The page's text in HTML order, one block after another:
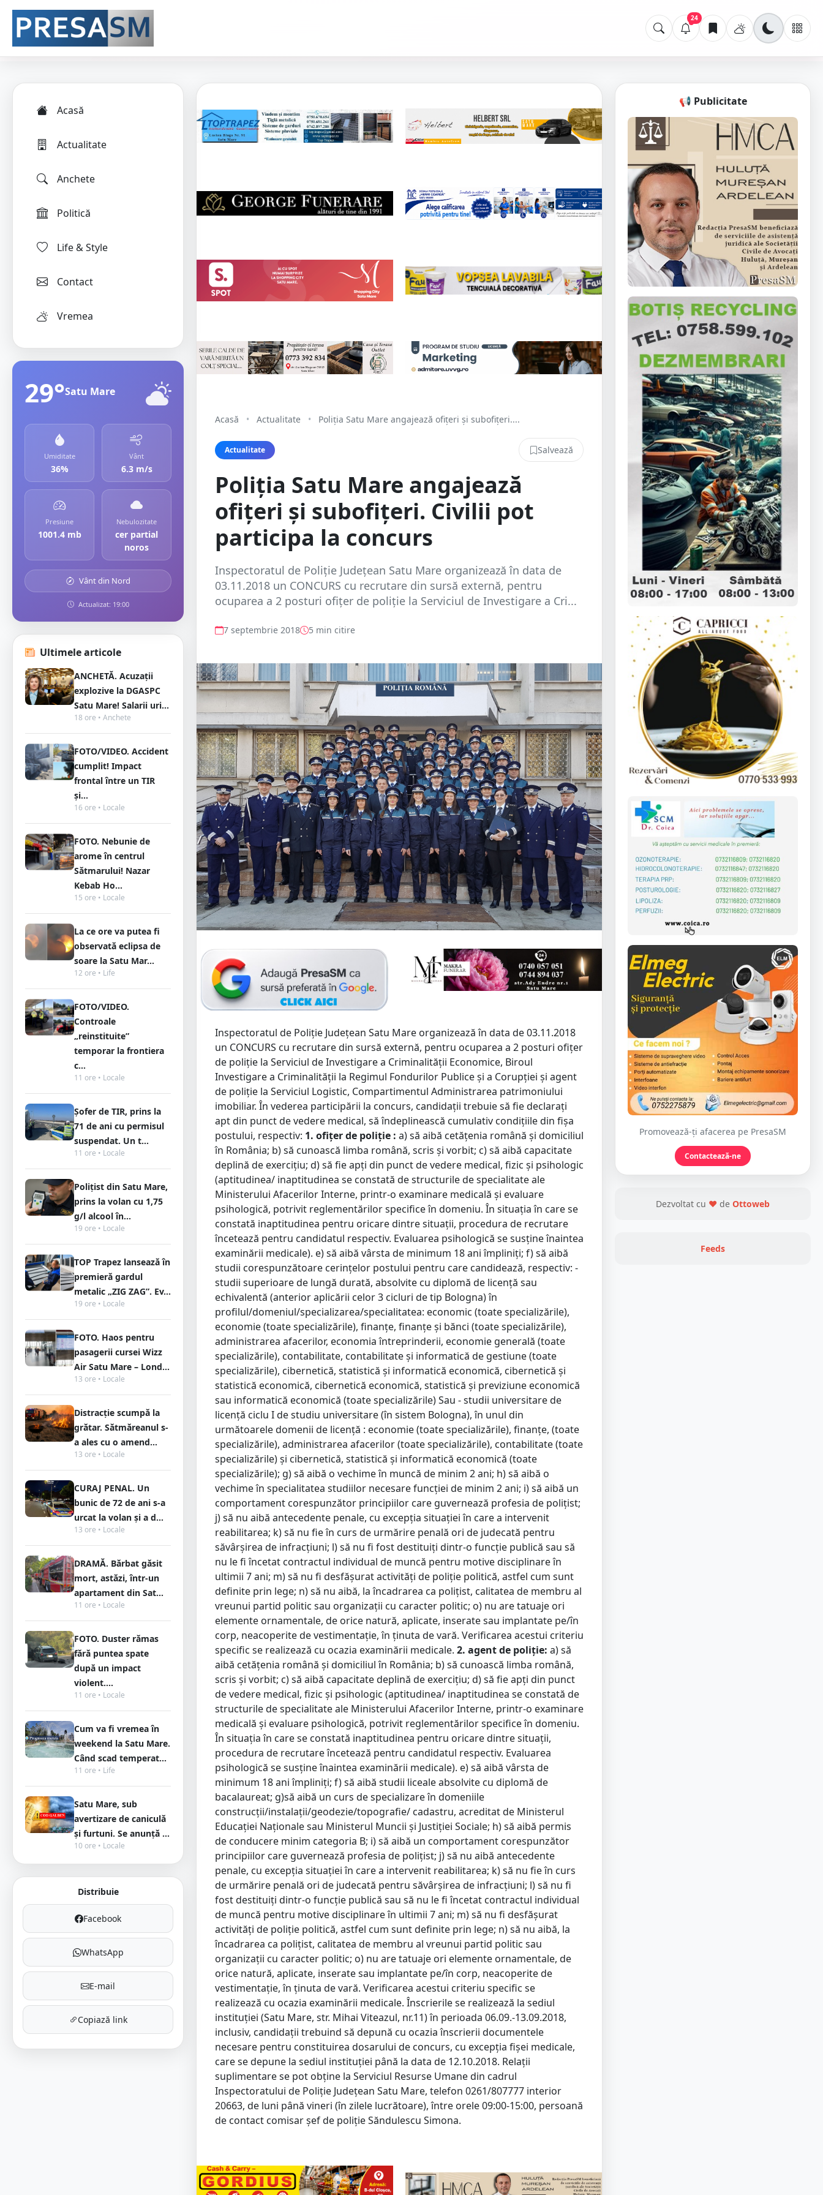
24
Acasă
Actualitate
Anchete
Politică
Life & Style
Contact
Vremea
29°Satu Mare
Umiditate
36%
Vânt
6.3 m/s
Presiune
1001.4 mb
Nebulozitate
cer partial
noros
Vânt din Nord
Actualizat: 19:00
Ultimele articole
ANCHETĂ. Acuzații
explozive la DGASPC
Satu Mare! Salarii uri...
18 ore • Anchete
FOTO/VIDEO. Accident
cumplit! Impact
frontal între un TIR
și...
16 ore • Locale
FOTO. Nebunie de
arome în centrul
Sătmarului! Nazar
Kebab Ho...
15 ore • Locale
La ce ore va putea fi
observată eclipsa de
soare la Satu Mar...
12 ore • Life
FOTO/VIDEO.
Controale
„reinstituite”
temporar la frontiera
c...
11 ore • Locale
Șofer de TIR, prins la
71 de ani cu permisul
suspendat. Un t...
11 ore • Locale
Polițist din Satu Mare,
prins la volan cu 1,75
g/l alcool în...
19 ore • Locale
TOP Trapez lansează în
premieră gardul
metalic „ZIG ZAG”. Ev...
19 ore • Locale
FOTO. Haos pentru
pasagerii cursei Wizz
Air Satu Mare – Lond...
13 ore • Locale
Distracție scumpă la
grătar. Sătmăreanul s-
a ales cu o amend...
13 ore • Locale
CURAJ PENAL. Un
bunic de 72 de ani s-a
urcat la volan și a d...
13 ore • Locale
DRAMĂ. Bărbat găsit
mort, astăzi, într-un
apartament din Sat...
11 ore • Locale
FOTO. Duster rămas
fără puntea spate
după un impact
violent....
11 ore • Locale
Cum va fi vremea în
weekend la Satu Mare.
Când scad temperat...
11 ore • Life
Satu Mare, sub
avertizare de caniculă
și furtuni. Se anunță ...
10 ore • Locale
Distribuie
Facebook
WhatsApp
E-mail
Copiază link
Acasă • Actualitate • Poliția Satu Mare angajează ofițeri și subofițeri....
Actualitate Salvează
Poliția Satu Mare angajează
ofițeri și subofițeri. Civilii pot
participa la concurs
Inspectoratul de Poliţie Județean Satu Mare organizează în data de
03.11.2018 un CONCURS cu recrutare din sursă externă, pentru
ocuparea a 2 posturi ofițer de poliție la Serviciul de Investigare a Cri...
7 septembrie 2018 5 min citire
Inspectoratul de Poliţie Județean Satu Mare organizează în data de 03.11.2018
un CONCURS cu recrutare din sursă externă, pentru ocuparea a 2 posturi ofițer
de poliție la Serviciul de Investigare a Criminalității Economice, Biroul
Investigare a Criminalității la Regimul Fondurilor Publice și a Corupției și agent
de poliție la Serviciul Logistic, Compartimentul Administrarea patrimoniului
imobiliar. În vederea participării la concurs, candidaţii trebuie să fie declarați
apt din punct de vedere medical, să îndeplinească cumulativ condiţiile din fișa
postului, respectiv: 1. ofițer de poliție : a) să aibă cetăţenia română şi domiciliul
în România; b) să cunoască limba română, scris şi vorbit; c) să aibă capacitate
deplină de exerciţiu; d) să fie apţi din punct de vedere medical, fizic şi psihologic
(aptitudinea/ inaptitudinea se constată de structurile de specialitate ale
Ministerului Afacerilor Interne, printr-o examinare medicală şi evaluare
psihologică, potrivit reglementărilor specifice în domeniu. În situaţia în care se
constată inaptitudinea pentru oricare dintre situaţii, procedura de recrutare
încetează pentru candidatul respectiv. Evaluarea psihologică se susţine înaintea
examinării medicale). e) să aibă vârsta de minimum 18 ani împliniţi; f) să aibă
studii corespunzătoare cerinţelor postului pentru care candidează, respectiv: -
studii superioare de lungă durată, absolvite cu diplomă de licenţă sau
echivalentă (anterior aplicării celor 3 cicluri de tip Bologna) în
profilul/domeniul/specializarea/specialitatea: economic (toate specializările),
economie (toate specializările), finanțe, finanțe și bănci (toate specializările),
administrarea afacerilor, economia întreprinderii, economie generală (toate
specializările), contabilitate, contabilitate și informatică de gestiune (toate
specializările), cibernetică, statistică și informatică economică, cibernetică și
statistică economică, cibernetică economică, statistică și previziune economică
sau informatică economică (toate specializările) Sau - studii universitare de
licență ciclu I de studiu universitare (în sistem Bologna), în unul din
următoarele domenii de licență : economie (toate specializările), finanțe, (toate
specializările), administrarea afacerilor (toate specializările), contabilitate (toate
specializările) și cibernetică, statistică și informatică economică (toate
specializările); g) să aibă o vechime în muncă de minim 2 ani; h) să aibă o
vechime în specialitatea studiilor necesare funcției de minim 2 ani; i) să aibă un
comportament corespunzător principiilor care guvernează profesia de poliţist;
j) să nu aibă antecedente penale, cu excepţia situaţiei în care a intervenit
reabilitarea; k) să nu fie în curs de urmărire penală ori de judecată pentru
săvârşirea de infracţiuni; l) să nu fi fost destituiţi dintr-o funcţie publică sau să
nu le fi încetat contractul individual de muncă pentru motive disciplinare în
ultimii 7 ani; m) să nu fi desfăşurat activităţi de poliţie politică, astfel cum sunt
definite prin lege; n) să nu aibă, la încadrarea ca poliţist, calitatea de membru al
vreunui partid politic sau organizaţii cu caracter politic; o) nu are tatuaje ori
elemente ornamentale, de orice natură, aplicate, inserate sau implantate pe/în
corp, neacoperite de vestimentaţie, în ţinuta de vară. Verificarea acestui criteriu
specific se realizează cu ocazia examinării medicale. 2. agent de poliție: a) să
aibă cetăţenia română şi domiciliul în România; b) să cunoască limba română,
scris şi vorbit; c) să aibă capacitate deplină de exerciţiu; d) să fie apţi din punct
de vedere medical, fizic şi psihologic (aptitudinea/ inaptitudinea se constată de
structurile de specialitate ale Ministerului Afacerilor Interne, printr-o examinare
medicală şi evaluare psihologică, potrivit reglementărilor specifice în domeniu.
În situaţia în care se constată inaptitudinea pentru oricare dintre situaţii,
procedura de recrutare încetează pentru candidatul respectiv. Evaluarea
psihologică se susţine înaintea examinării medicale). e) să aibă vârsta de
minimum 18 ani împliniţi; f) să aibă studii liceale absolvite cu diplomă de
bacalaureat; g)să aibă un curs de specializare în domeniile
construcții/instalații/geodezie/topografie/ cadastru, acreditat de Ministerul
Educației Naționale sau Ministerul Muncii și Justiției Sociale; h) să aibă permis
de conducere minim categoria B; i) să aibă un comportament corespunzător
principiilor care guvernează profesia de poliţist; j) să nu aibă antecedente
penale, cu excepţia situaţiei în care a intervenit reabilitarea; k) să nu fie în curs
de urmărire penală ori de judecată pentru săvârşirea de infracţiuni; l) să nu fi
fost destituiţi dintr-o funcţie publică sau să nu le fi încetat contractul individual
de muncă pentru motive disciplinare în ultimii 7 ani; m) să nu fi desfăşurat
activităţi de poliţie politică, astfel cum sunt definite prin lege; n) să nu aibă, la
încadrarea ca poliţist, calitatea de membru al vreunui partid politic sau
organizaţii cu caracter politic; o) nu are tatuaje ori elemente ornamentale, de
orice natură, aplicate, inserate sau implantate pe/în corp, neacoperite de
vestimentaţie, în ţinuta de vară. Verificarea acestui criteriu specific se
realizează cu ocazia examinării medicale. Înscrierile se realizează la sediul
instituției (Satu Mare, str. Mihai Viteazul, nr.11) în perioada 06.09.-13.09.2018,
inclusiv, candidaţii trebuind să depună cu ocazia înscrierii documentele
necesare pentru constituirea dosarului de concurs, cu excepţia fişei medicale,
care se depune la sediul instituţiei până la data de 12.10.2018. Relaţii
suplimentare se pot obţine la Serviciul Resurse Umane din cadrul
Inspectoratului de Poliţie Judeţean Satu Mare, telefon 0261/807777 interior
20663, de luni până vineri (în zilele lucrătoare), între orele 09:00-15:00, persoană
de contact comisar șef de poliție Săndulescu Simona.
📢 Publicitate
Promovează-ți afacerea pe PresaSM
Contactează-ne
Dezvoltat cu ❤ de Ottoweb
Feeds